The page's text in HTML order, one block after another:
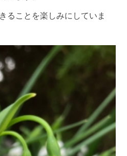
ることを楽しみにしていま